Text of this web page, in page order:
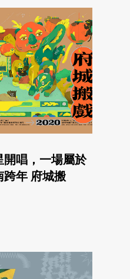
開唱，一場屬於
跨年 府城搬